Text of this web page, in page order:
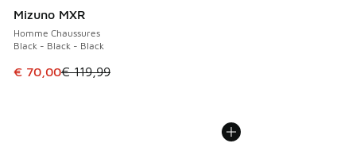
Mizuno MXR
Homme Chaussures
Black - Black - Black
Cet article est en promotion. Prix en baisse de € 119,99 à
€ 70,00€ 119,99